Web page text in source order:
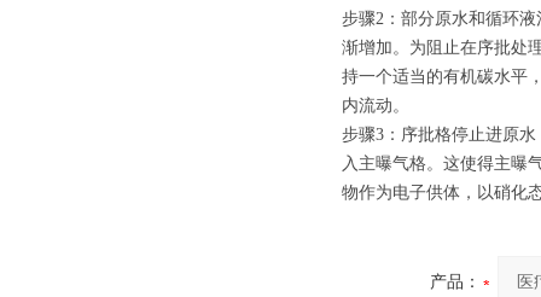
步骤2：部分原水和循环
渐增加。为阻止在序批处
持一个适当的有机碳水平
内流动。
步骤3：序批格停止进原
入主曝气格。这使得主曝
物作为电子供体，以硝化
产品：